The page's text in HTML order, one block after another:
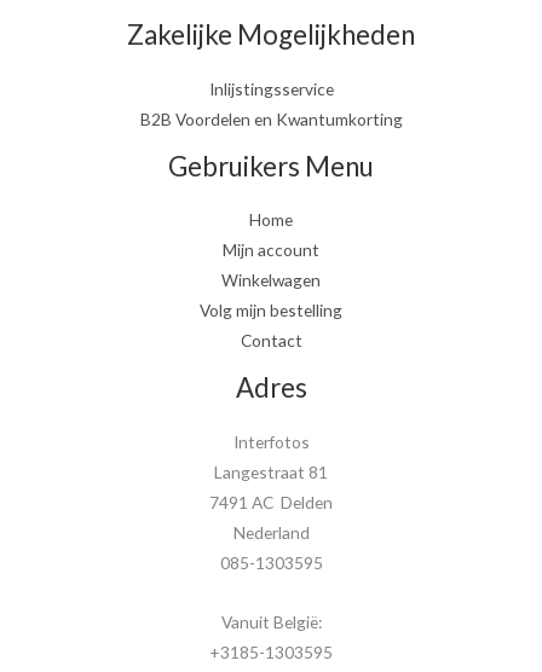
Zakelijke Mogelijkheden
Inlijstingsservice
B2B Voordelen en Kwantumkorting
Gebruikers Menu
Home
Mijn account
Winkelwagen
Volg mijn bestelling
Contact
Adres
Interfotos
Langestraat 81
7491 AC Delden
Nederland
085-1303595
Vanuit België:
+3185-1303595